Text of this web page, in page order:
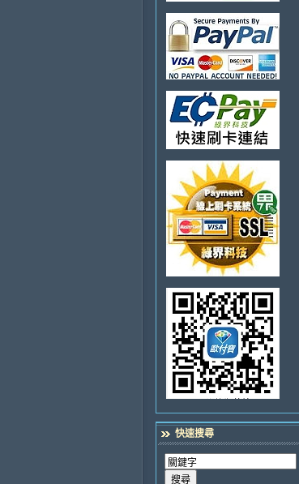
快速搜尋